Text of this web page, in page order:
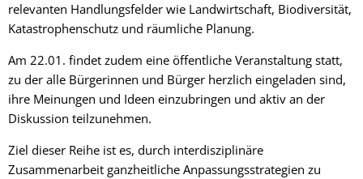
relevanten Handlungsfelder wie Landwirtschaft, Biodiversität,
Katastrophenschutz und räumliche Planung.
Am 22.01. findet zudem eine öffentliche Veranstaltung statt,
zu der alle Bürgerinnen und Bürger herzlich eingeladen sind,
ihre Meinungen und Ideen einzubringen und aktiv an der
Diskussion teilzunehmen.
Ziel dieser Reihe ist es, durch interdisziplinäre
Zusammenarbeit ganzheitliche Anpassungsstrategien zu